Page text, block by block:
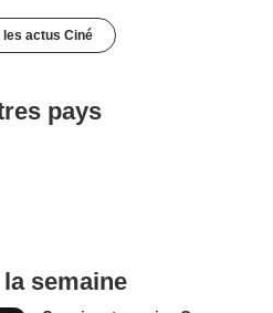
les actus Ciné
pays
semaine